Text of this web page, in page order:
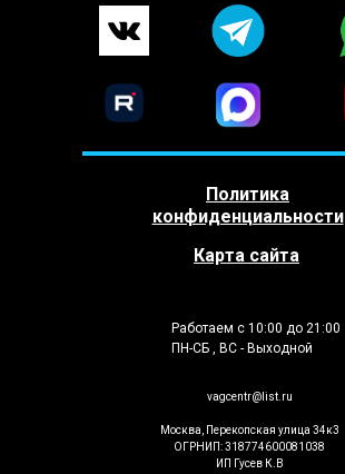
Москва, Перекопская улица 34к3
ОГРНИП: 318774600081038
ИП Гусев К.В
vagcentr@list.ru
Работаем с 10:00 до 21:00
ПН-СБ , ВС - Выходной
Политика
конфиденциальности
Карта сайта